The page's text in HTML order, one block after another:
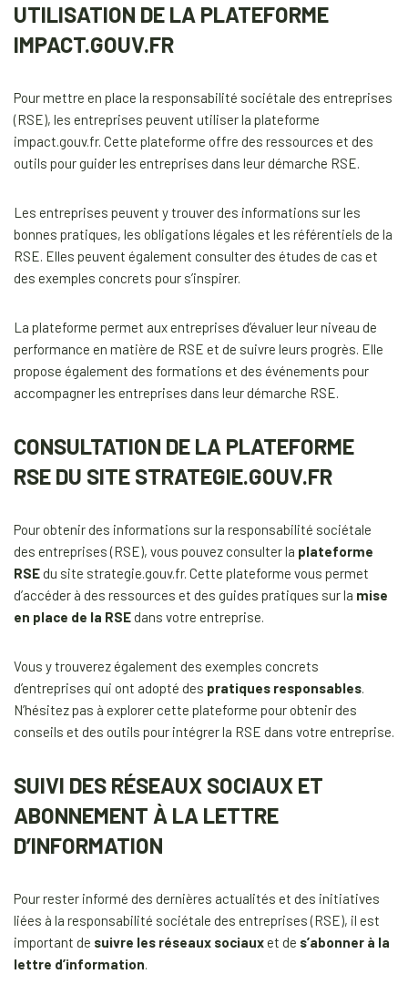
UTILISATION DE LA PLATEFORME
IMPACT.GOUV.FR
Pour mettre en place la responsabilité sociétale des entreprises
(RSE), les entreprises peuvent utiliser la plateforme
impact.gouv.fr. Cette plateforme offre des ressources et des
outils pour guider les entreprises dans leur démarche RSE.
Les entreprises peuvent y trouver des informations sur les
bonnes pratiques, les obligations légales et les référentiels de la
RSE. Elles peuvent également consulter des études de cas et
des exemples concrets pour s’inspirer.
La plateforme permet aux entreprises d’évaluer leur niveau de
performance en matière de RSE et de suivre leurs progrès. Elle
propose également des formations et des événements pour
accompagner les entreprises dans leur démarche RSE.
CONSULTATION DE LA PLATEFORME
RSE DU SITE STRATEGIE.GOUV.FR
Pour obtenir des informations sur la responsabilité sociétale
des entreprises (RSE), vous pouvez consulter la plateforme
RSE du site strategie.gouv.fr. Cette plateforme vous permet
d’accéder à des ressources et des guides pratiques sur la mise
en place de la RSE dans votre entreprise.
Vous y trouverez également des exemples concrets
d’entreprises qui ont adopté des pratiques responsables.
N’hésitez pas à explorer cette plateforme pour obtenir des
conseils et des outils pour intégrer la RSE dans votre entreprise.
SUIVI DES RÉSEAUX SOCIAUX ET
ABONNEMENT À LA LETTRE
D’INFORMATION
Pour rester informé des dernières actualités et des initiatives
liées à la responsabilité sociétale des entreprises (RSE), il est
important de suivre les réseaux sociauxet de s’abonner à la
lettre d’information.